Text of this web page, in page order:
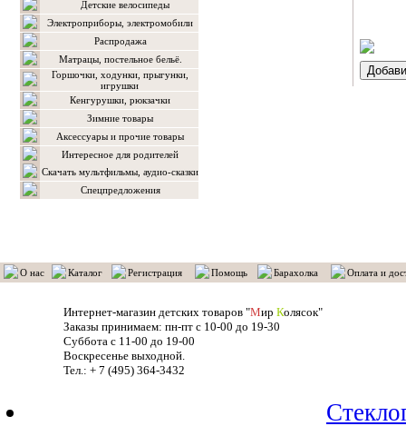
Детские велосипеды
Электроприборы, электромобили
Распродажа
Матрацы, постельное бельё.
Горшочки, ходунки, прыгунки,
игрушки
Кенгурушки, рюкзачки
Зимние товары
Аксессуары и прочие товары
Интересное для родителей
Скачать мультфильмы, аудио-сказки
Спецпредложения
О нас Каталог Регистрация Помощь Барахолка Оплата и
Интернет-магазин детских товаров "Мир Колясок"
Заказы принимаем: пн-пт с 10-00 до 19-30
Суббота с 11-00 до 19-00
Воскресенье выходной.
Тел.: + 7 (495) 364-3432